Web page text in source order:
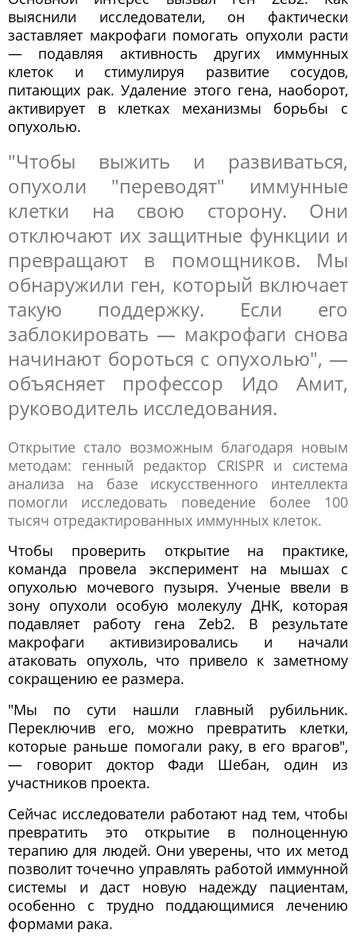
выяснили исследователи, он фактически
заставляет макрофаги помогать опухоли расти
— подавляя активность других иммунных
клеток и стимулируя развитие сосудов,
питающих рак. Удаление этого гена, наоборот,
активирует в клетках механизмы борьбы с
опухолью.
"Чтобы выжить и развиваться,
опухоли "переводят" иммунные
клетки на свою сторону. Они
отключают их защитные функции и
превращают в помощников. Мы
обнаружили ген, который включает
такую поддержку. Если его
заблокировать — макрофаги снова
начинают бороться с опухолью", —
объясняет профессор Идо Амит,
руководитель исследования.
Открытие стало возможным благодаря новым
методам: генный редактор CRISPR и система
анализа на базе искусственного интеллекта
помогли исследовать поведение более 100
тысяч отредактированных иммунных клеток.
Чтобы проверить открытие на практике,
команда провела эксперимент на мышах с
опухолью мочевого пузыря. Ученые ввели в
зону опухоли особую молекулу ДНК, которая
подавляет работу гена Zeb2. В результате
макрофаги активизировались и начали
атаковать опухоль, что привело к заметному
сокращению ее размера.
"Мы по сути нашли главный рубильник.
Переключив его, можно превратить клетки,
которые раньше помогали раку, в его врагов",
— говорит доктор Фади Шебан, один из
участников проекта.
Сейчас исследователи работают над тем, чтобы
превратить это открытие в полноценную
терапию для людей. Они уверены, что их метод
позволит точечно управлять работой иммунной
системы и даст новую надежду пациентам,
особенно с трудно поддающимися лечению
формами рака.